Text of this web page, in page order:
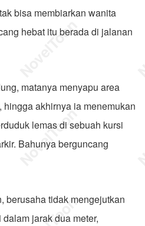
bisa membiarkan wanita
hebat itu berada di jalanan
matanya menyapu area
akhirnya ia menemukan
lemas di sebuah kursi
Bahunya berguncang
berusaha tidak mengejutkan
jarak dua meter,